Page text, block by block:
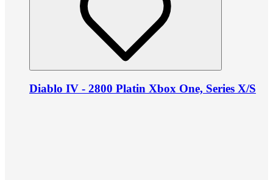
Diablo IV - 2800 Platin Xbox One, Series X/S